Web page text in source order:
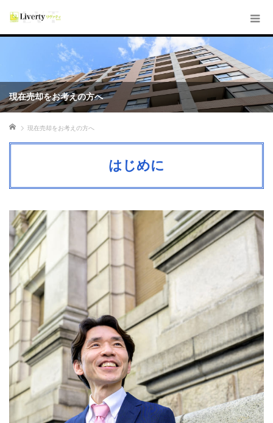
現在売却をお考えの方へ
ホーム 現在売却をお考えの方へ
はじめに